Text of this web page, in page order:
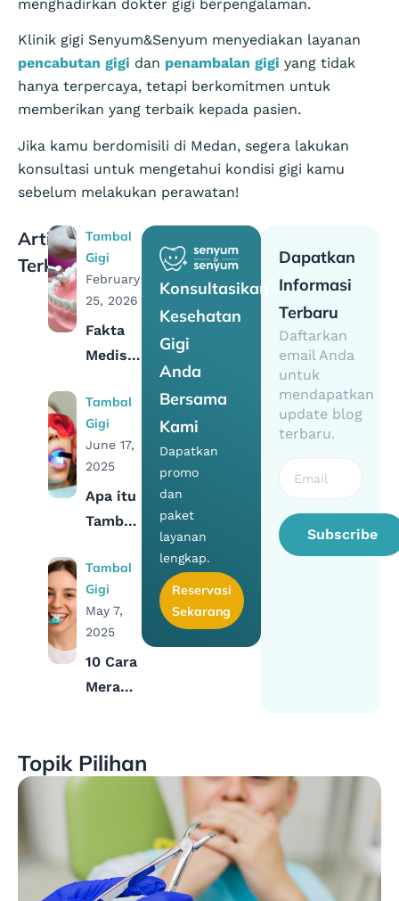
menghadirkan dokter gigi berpengalaman.
Klinik gigi Senyum&Senyum menyediakan layanan
pencabutan gigi dan penambalan gigi yang tidak
hanya terpercaya, tetapi berkomitmen untuk
memberikan yang terbaik kepada pasien.
Jika kamu berdomisili di Medan, segera lakukan
konsultasi untuk mengetahui kondisi gigi kamu
sebelum melakukan perawatan!
Artikel
Terkait
Tambal
Gigi
February
25, 2026
Fakta
Medis &
Perawatan
Tambal
Gigi di
Puasa
Tambal
Gigi
June 17,
2025
Apa itu
Tambal
Laser?
Kenali
Biaya,
Manfaat,
dan
Efek
Tambal
Gigi
May 7,
2025
10 Cara
Merawat
Agar
Tidak
Efektif
Dapatkan
Informasi
Terbaru
Daftarkan
email Anda
untuk
mendapatkan
update blog
terbaru.
Subscribe
Konsultasikan
Kesehatan
Gigi
Anda
Bersama
Kami
Dapatkan
promo
dan
paket
layanan
lengkap.
Reservasi
Sekarang
Topik Pilihan